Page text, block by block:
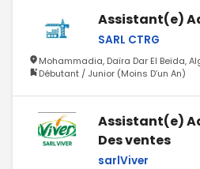
Assistant(e)
SARL CTRG
Mohammadia, Daïra Dar El Beïda,
Débutant / Junior (Moins D’un An)
Assistant(e)
Des ventes
sarlViver